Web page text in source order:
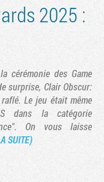
2025 :
cérémonie des Game
surprise, Clair Obscur:
Le jeu était même
dans la catégorie
On vous laisse
SUITE)